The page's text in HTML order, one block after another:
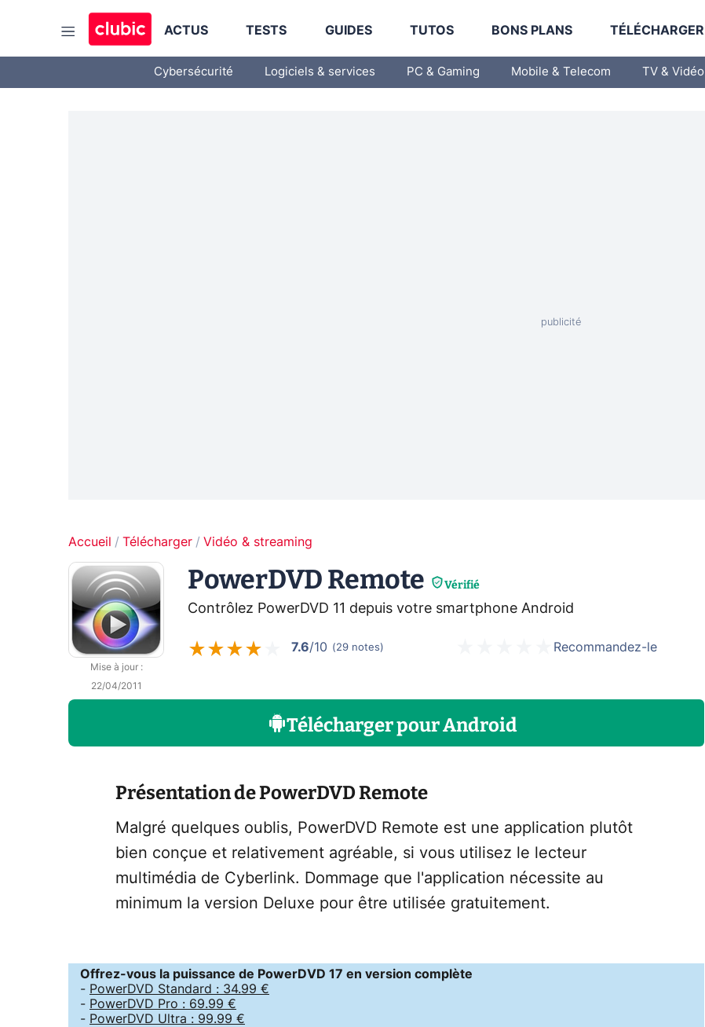
ACTUS TESTS GUIDES TUTOS BONS PLANS TÉLÉCHARGER
Cybersécurité Logiciels & services PC & Gaming Mobile & Telecom TV & Vidéo
Accueil Télécharger Vidéo & streaming
Mise à jour:
22/04/2011
PowerDVD Remote Vérifié
Contrôlez PowerDVD 11 depuis votre smartphone Android
7.6/10 (29 notes) Recommandez-le
TéléchargerpourAndroid
Présentation de PowerDVD Remote
Malgré quelques oublis, PowerDVD Remote est une application plutôt
bien conçue et relativement agréable, si vous utilisez le lecteur
multimédia de Cyberlink. Dommage que l'application nécessite au
minimum la version Deluxe pour être utilisée gratuitement.
Offrez-vous la puissance de PowerDVD 17 en version complète
- PowerDVD Standard : 34.99 €
- PowerDVD Pro : 69.99 €
- PowerDVD Ultra : 99.99 €